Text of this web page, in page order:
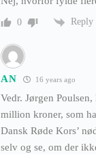
0 Reply
AN 16 years ago
Vedr. Jørgen
million kroner, som
Dansk Røde Kors’
selv og se, om der